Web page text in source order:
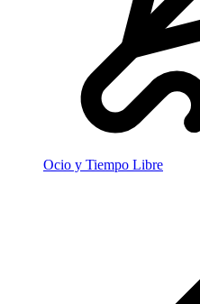
Ocio y Tiempo Libre